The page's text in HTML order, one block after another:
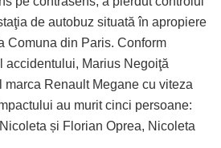
de autobuz situată în apropiere
Comuna din Paris. Conform
accidentului, Marius Negoiţă
marca Renault Megane cu viteza
au murit cinci persoane:
și Florian Oprea, Nicoleta